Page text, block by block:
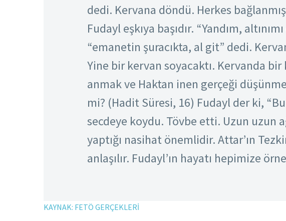
dedi. Kervana döndü. Herkes
Fudayl eşkıya başıdır. “Yandım,
“emanetin şuracıkta, al git” dedi.
Yine bir kervan soyacaktı. Kervanda
anmak ve Haktan inen gerçeği
mi? (Hadit Süresi, 16) Fudayl der ki,
secdeye koydu. Tövbe etti. Uzun uzun
yaptığı nasihat önemlidir. Attar’ın
anlaşılır. Fudayl’ın hayatı hepimize
KAYNAK: FETÖ GERÇEKLERİ